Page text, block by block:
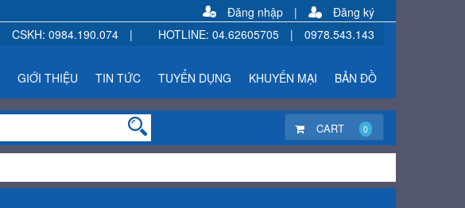
Đăng nhập |
Đăng ký
CSKH: 0984.190.074 | HOTLINE: 04.62605705 | 0978.543.143
GIỚI THIỆU TIN TỨC TUYỂN DỤNG KHUYẾN MẠI BẢN ĐỒ
CART 0